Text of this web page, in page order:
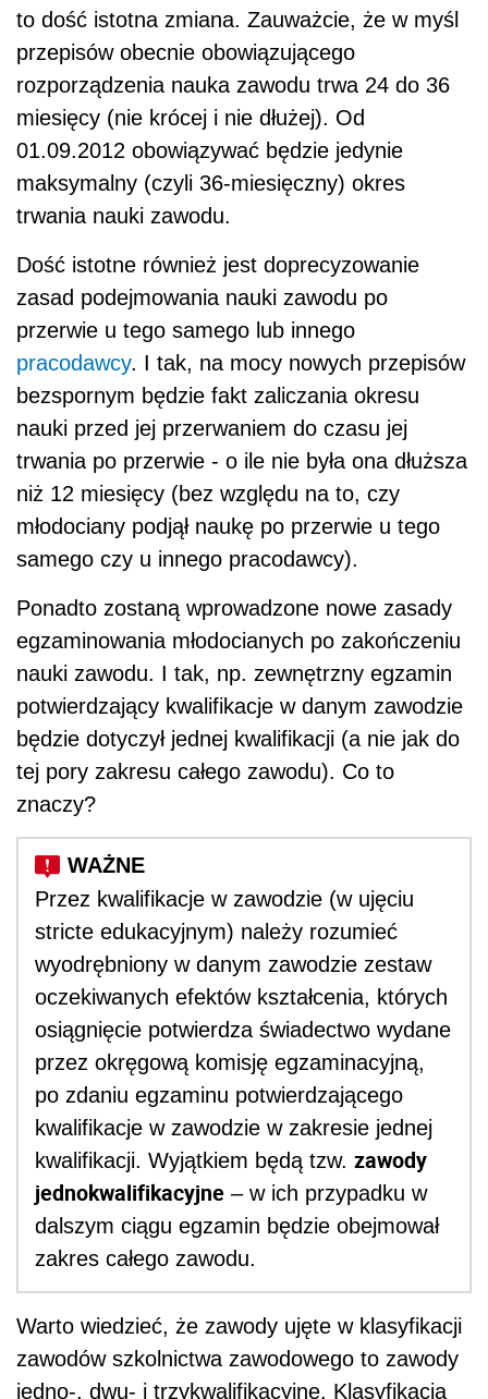
to dość istotna zmiana. Zauważcie, że w myśl
przepisów obecnie obowiązującego
rozporządzenia nauka zawodu trwa 24 do 36
miesięcy (nie krócej i nie dłużej). Od
01.09.2012 obowiązywać będzie jedynie
maksymalny (czyli 36-miesięczny) okres
trwania nauki zawodu.
Dość istotne również jest doprecyzowanie
zasad podejmowania nauki zawodu po
przerwie u tego samego lub innego
pracodawcy. I tak, na mocy nowych przepisów
bezspornym będzie fakt zaliczania okresu
nauki przed jej przerwaniem do czasu jej
trwania po przerwie - o ile nie była ona dłuższa
niż 12 miesięcy (bez względu na to, czy
młodociany podjął naukę po przerwie u tego
samego czy u innego pracodawcy).
Ponadto zostaną wprowadzone nowe zasady
egzaminowania młodocianych po zakończeniu
nauki zawodu. I tak, np. zewnętrzny egzamin
potwierdzający kwalifikacje w danym zawodzie
będzie dotyczył jednej kwalifikacji (a nie jak do
tej pory zakresu całego zawodu). Co to
znaczy?
Przez kwalifikacje w zawodzie (w ujęciu
stricte edukacyjnym) należy rozumieć
wyodrębniony w danym zawodzie zestaw
oczekiwanych efektów kształcenia, których
osiągnięcie potwierdza świadectwo wydane
przez okręgową komisję egzaminacyjną,
po zdaniu egzaminu potwierdzającego
kwalifikacje w zawodzie w zakresie jednej
kwalifikacji. Wyjątkiem będą tzw. zawody
jednokwalifikacyjne – w ich przypadku w
dalszym ciągu egzamin będzie obejmował
zakres całego zawodu.
Warto wiedzieć, że zawody ujęte w klasyfikacji
zawodów szkolnictwa zawodowego to zawody
jedno-, dwu- i trzykwalifikacyjne. Klasyfikacja